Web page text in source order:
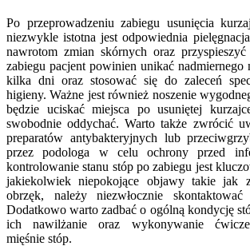
Po przeprowadzeniu zabiegu usunięcia
niezwykle istotna jest odpowiednia
nawrotom zmian skórnych oraz
zabiegu pacjent powinien unikać nadmiernego
kilka dni oraz stosować się do zaleceń
higieny. Ważne jest również noszenie
będzie uciskać miejsca po usuniętej
swobodnie oddychać. Warto także zwrócić
preparatów antybakteryjnych lub
przez podologa w celu ochrony przed
kontrolowanie stanu stóp po zabiegu jest
jakiekolwiek niepokojące objawy takie jak
obrzęk, należy niezwłocznie
Dodatkowo warto zadbać o ogólną kondycję
ich nawilżanie oraz wykonywanie
mięśnie stóp.